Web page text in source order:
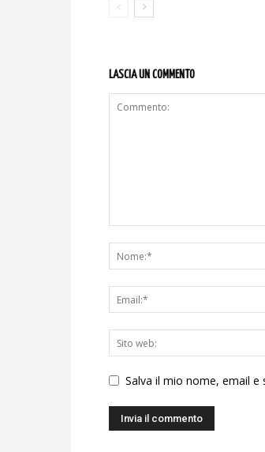
LASCIA UN COMMENTO
Salva il mio nome, email